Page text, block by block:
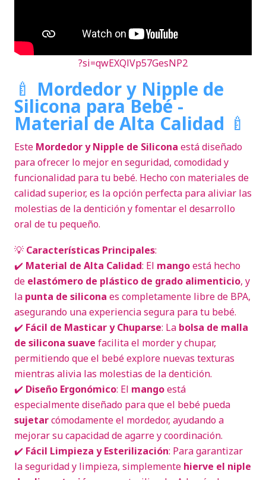
?si=qwEXQlVp57GesNP2
🍼 Mordedor y Nipple de
Silicona para Bebé -
Material de Alta Calidad 🍼
Este Mordedor y Nipple de Silicona está diseñado
para ofrecer lo mejor en seguridad, comodidad y
funcionalidad para tu bebé. Hecho con materiales de
calidad superior, es la opción perfecta para aliviar las
molestias de la dentición y fomentar el desarrollo
oral de tu pequeño.
💡 Características Principales:
✔️ Material de Alta Calidad: El mangoestá hecho
de elastómero de plástico de grado alimenticio, y
la punta de silicona es completamente libre de BPA,
asegurando una experiencia segura para tu bebé.
✔️ Fácil de Masticar y Chuparse: La bolsa de malla
de silicona suave facilita el morder y chupar,
permitiendo que el bebé explore nuevas texturas
mientras alivia las molestias de la dentición.
✔️ Diseño Ergonómico: El mangoestá
especialmente diseñado para que el bebé pueda
sujetarcómodamente el mordedor, ayudando a
mejorar su capacidad de agarre y coordinación.
✔️ Fácil Limpieza y Esterilización: Para garantizar
la seguridad y limpieza, simplemente hierve el niple